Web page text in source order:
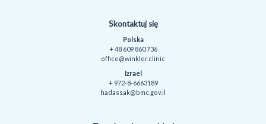
Skontaktuj się
Polska
+ 48 609 860 736
office@winkler.clinic
Izrael
+ 972-8-6663189
hadassak@bmc.gov.il